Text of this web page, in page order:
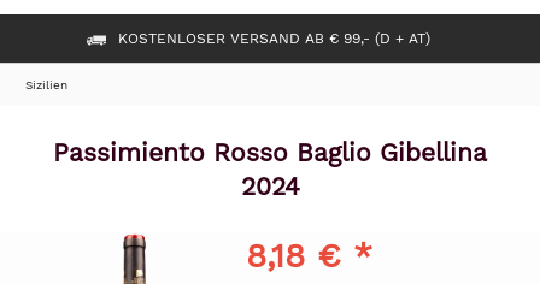
KOSTENLOSER VERSAND AB € 99,- (D + AT)
Sizilien
Passimiento Rosso Baglio Gibellina
2024
8,18 € *